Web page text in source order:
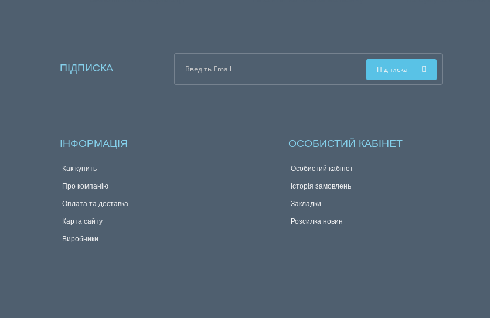
ПІДПИСКА Підписка
ІНФОРМАЦІЯ
Как купить
Про компанію
Оплата та доставка
Карта сайту
Виробники
ОСОБИСТИЙ КАБІНЕТ
Особистий кабінет
Історія замовлень
Закладки
Розсилка новин